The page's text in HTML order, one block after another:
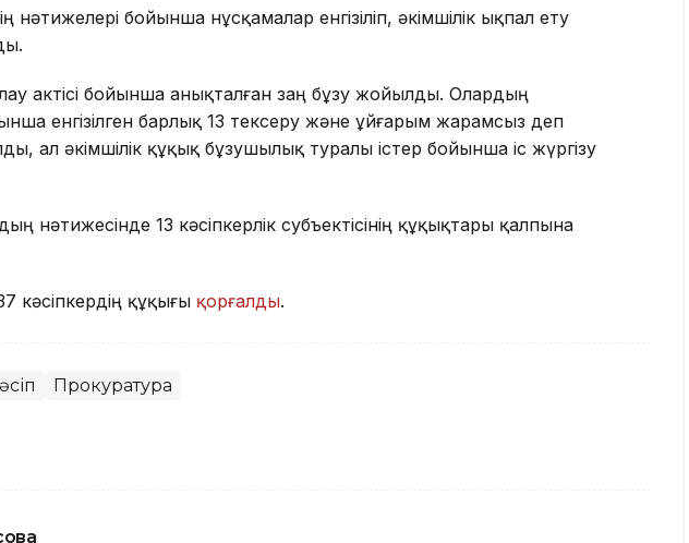
нәтижелері бойынша нұсқамалар енгізіліп, әкімшілік ықпал ету
актісі бойынша анықталған заң бұзу жойылды. Олардың
енгізілген барлық 13 тексеру және ұйғарым жарамсыз деп
ал әкімшілік құқық бұзушылық туралы істер бойынша іс жүргізу
нәтижесінде 13 кәсіпкерлік субъектісінің құқықтары қалпына
кәсіпкердің құқығы қорғалды.
Прокуратура